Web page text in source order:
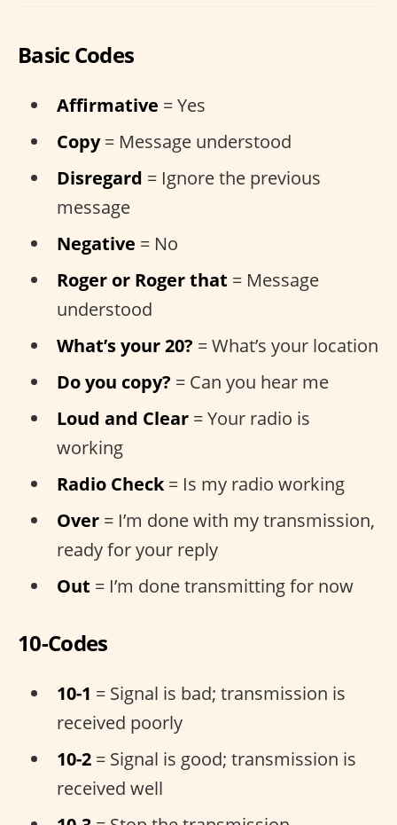
Basic Codes
Affirmative = Yes
Copy= Message understood
Disregard = Ignore the previous
message
Negative = No
Roger or Roger that = Message
understood
What’s your 20? = What’s your location
Do you copy? = Can you hear me
Loud and Clear = Your radio is
working
Radio Check= Is my radio working
Over = I’m done with my transmission,
ready for your reply
Out = I’m done transmitting for now
10-Codes
10-1 = Signal is bad; transmission is
received poorly
10-2 = Signal is good; transmission is
received well